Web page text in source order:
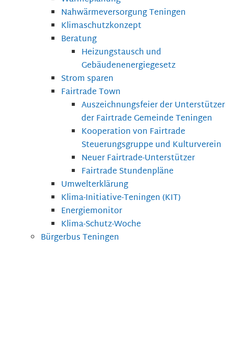
Nahwärmeversorgung Teningen
Klimaschutzkonzept
Beratung
Heizungstausch und
Gebäudenenergiegesetz
Strom sparen
Fairtrade Town
Auszeichnungsfeier der Unterstützer
der Fairtrade Gemeinde Teningen
Kooperation von Fairtrade
Steuerungsgruppe und Kulturverein
Neuer Fairtrade-Unterstützer
Fairtrade Stundenpläne
Umwelterklärung
Klima-Initiative-Teningen (KIT)
Energiemonitor
Klima-Schutz-Woche
Bürgerbus Teningen